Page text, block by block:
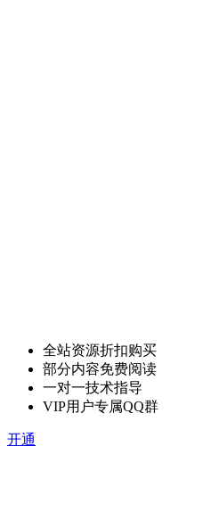
全站资源折扣购买
部分内容免费阅读
一对一技术指导
VIP用户专属QQ群
开通